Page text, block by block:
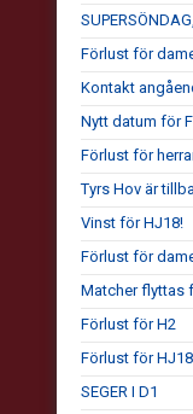
Förlust för
Kontakt
Nytt datum för
Förlust för
Tyrs Hov är
Vinst för HJ18!
Förlust för
Matcher flyttas
Förlust för H2
Förlust för HJ18
SEGER I D1